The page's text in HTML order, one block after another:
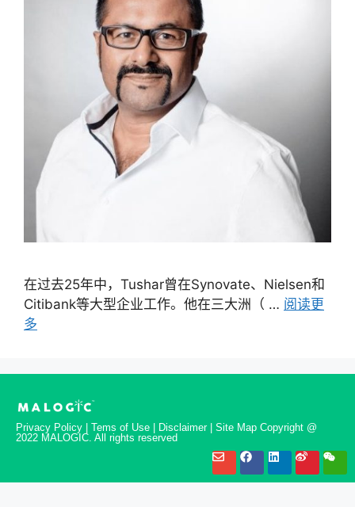
在过去25年中，Tushar曾在Synovate、Nielsen和
Citibank等大型企业工作。他在三大洲（ … 阅读更
多
Privacy Policy | Tems of Use | Disclaimer | Site Map Copyright @
2022 MALOGIC. All rights reserved